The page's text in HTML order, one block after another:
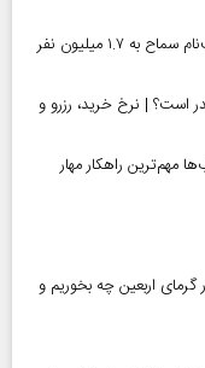
آغاز رسمی برنامه‌های اربعین ۱۴۰۵ در مرز‌ها | ثبت‌نام سماح به ۱.۷ میلیون نفر
در بهشت زهرا (س) در سال ۱۴۰۵ چقدر است؟ | نرخ خرید، رزرو و
مهم‌ترین راهکار مهار
تغذیه‌ای برای زائران اربعین ۱۴۰۵ | در گرمای اربعین چه بخوریم و